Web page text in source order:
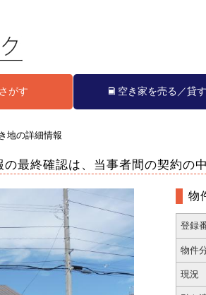
がす 空き家を売る／貸す
地の詳細情報
最終確認は、当事者間の契約の
物
登録
物件
現況